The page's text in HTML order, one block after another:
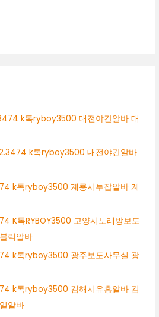
k톡ryboy3500 대전야간알바 대
k톡ryboy3500 대전야간알바
k톡ryboy3500 계룡시투잡알바 계
K톡RYBOY3500 고양시노래방보도
릭알바
k톡ryboy3500 광주보도사무실 광
k톡ryboy3500 김해시유흥알바 김
알바